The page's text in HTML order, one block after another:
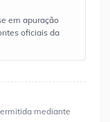
em apuração
oficiais da
mediante